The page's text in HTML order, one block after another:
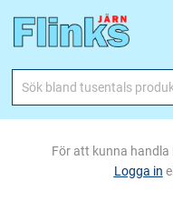
För att kunna handla
Logga in